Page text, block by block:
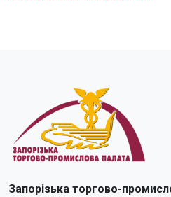
Запорізька торгово-